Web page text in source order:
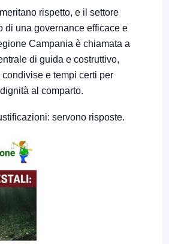
rispetto, e il settore
di una governance efficace e
Campania è chiamata a
di guida e costruttivo,
e tempi certi per
al comparto.
servono risposte.